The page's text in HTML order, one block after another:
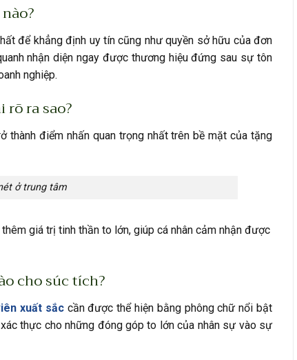
để khẳng định uy tín cũng như quyền sở hữu của đơn
nhận diện ngay được thương hiệu đứng sau sự tôn
nghiệp.
ra sao?
điểm nhấn quan trọng nhất trên bề mặt của tặng
ở trung tâm
giá trị tinh thần to lớn, giúp cá nhân cảm nhận được
cho súc tích?
xuất sắccần được thể hiện bằng phông chữ nổi bật
thực cho những đóng góp to lớn của nhân sự vào sự